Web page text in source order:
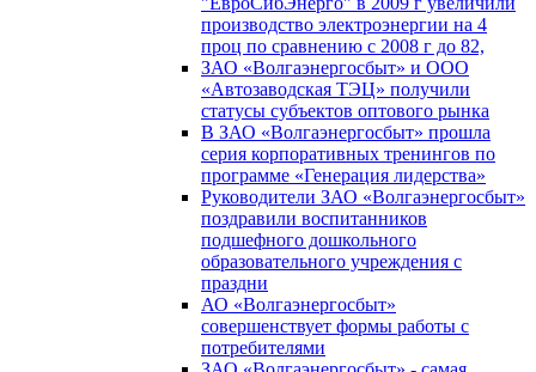
производство электроэнергии на 4
проц по сравнению с 2008 г до 82,
ЗАО «Волгаэнергосбыт» и ООО
«Автозаводская ТЭЦ» получили
статусы субъектов оптового рынка
В ЗАО «Волгаэнергосбыт» прошла
серия корпоративных тренингов по
программе «Генерация лидерства»
Руководители ЗАО «Волгаэнергосбыт»
поздравили воспитанников
подшефного дошкольного
образовательного учреждения с
праздни
АО «Волгаэнергосбыт»
совершенствует формы работы с
потребителями